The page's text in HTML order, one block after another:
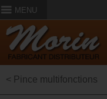
MENU
< Pince multifonctions